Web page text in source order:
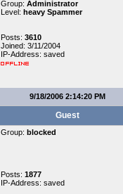
Group: Administrator
Level: heavy Spammer
Posts: 3610
Joined: 3/11/2004
IP-Address: saved
9/18/2006 2:14:20 PM
Guest
Group: blocked
Posts: 1877
IP-Address: saved